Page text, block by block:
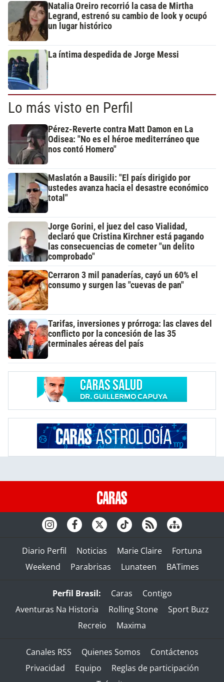
Natalia Oreiro recorrió la casa de Mirtha
Legrand, estrenó su cambio de look y ocupó
un lugar histórico
La íntima despedida de Jorge Messi
Lo más visto en Perfil
Pérez-Reverte contra Matt Damon en La
Odisea: "No es el héroe mediterráneo que
nos contó Homero"
Maslatón a Bausili: "El país dirigido por
ustedes avanza hacia el desastre económico
total"
Jorge Gorini, el juez del caso Vialidad,
declaró que Cristina Kirchner está pagando
las consecuencias de cometer "un delito
comprobado"
Cerraron 3 mil panaderías, cayó un 60% el
consumo y surgen las "cuevas de pan"
Tarifas, inversiones y prórroga: las claves del
conflicto por la concesión de las 35
terminales aéreas del país
Diario Perfil Noticias Marie Claire
Fortuna
Weekend
Parabrisas Lunateen BATimes
Perfil Brasil: Caras
Contigo
Aventuras Na Historia
Rolling Stone
Sport Buzz
Recreio
Maxima
Canales RSS Quienes Somos
Contáctenos
Privacidad
Equipo
Reglas de participación